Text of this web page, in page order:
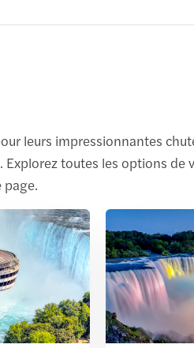
leurs impressionnantes
toutes les options de